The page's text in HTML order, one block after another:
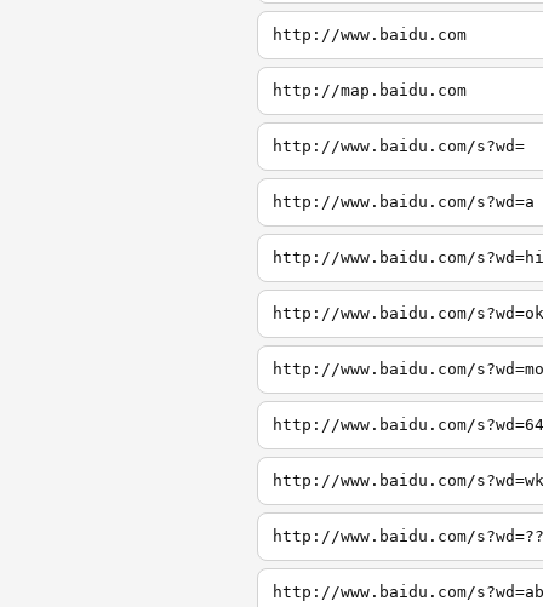
http://www.baidu.com
http://map.baidu.com
http://www.baidu.com/s?wd=
http://www.baidu.com/s?wd=a
http://www.baidu.com/s?wd=hi
http://www.baidu.com/s?wd=ok
http://www.baidu.com/s?wd=mo
http://www.baidu.com/s?wd=64
http://www.baidu.com/s?wd=wk
http://www.baidu.com/s?wd=??
http://www.baidu.com/s?wd=ab